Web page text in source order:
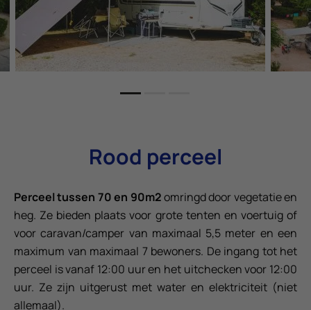
Rood perceel
Perceel tussen 70 en 90m2omringd door vegetatie en
heg. Ze bieden plaats voor grote tenten en voertuig of
voor caravan/camper van maximaal 5,5 meter en een
maximum van maximaal 7 bewoners. De ingang tot het
perceel is vanaf 12:00 uur en het uitchecken voor 12:00
uur. Ze zijn uitgerust met water en elektriciteit (niet
allemaal).